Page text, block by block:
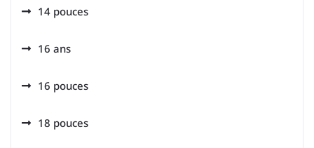
14 pouces
16 ans
16 pouces
18 pouces